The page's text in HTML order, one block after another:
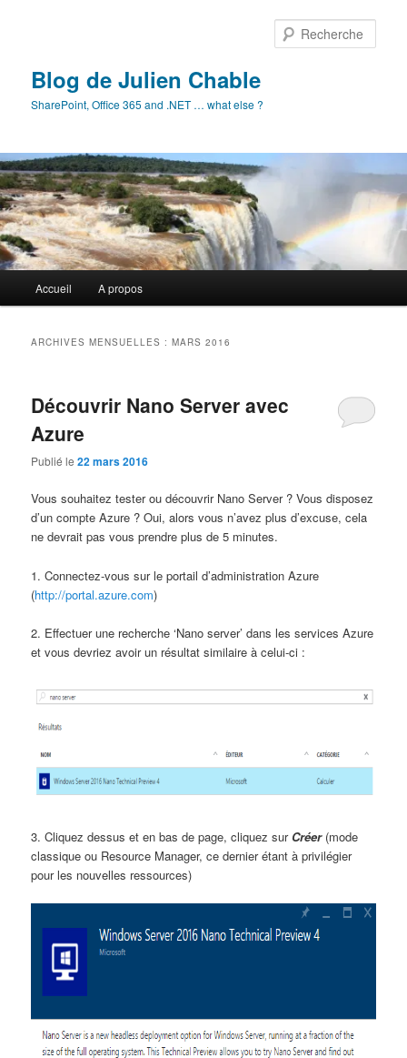
Blog de Julien Chable
SharePoint, Office 365 and .NET … what else ?
principal
Accueil A propos
ARCHIVES MENSUELLES :MARS 2016
Découvrir Nano Server avec
Azure
Publié le22 mars 2016
Vous souhaitez tester ou découvrir Nano Server ? Vous disposez
d’un compte Azure ? Oui, alors vous n’avez plus d’excuse, cela
ne devrait pas vous prendre plus de 5 minutes.
1. Connectez-vous sur le portail d’administration Azure
(http://portal.azure.com)
2. Effectuer une recherche ‘Nano server’ dans les services Azure
et vous devriez avoir un résultat similaire à celui-ci :
3. Cliquez dessus et en bas de page, cliquez sur Créer(mode
classique ou Resource Manager, ce dernier étant à privilégier
pour les nouvelles ressources)